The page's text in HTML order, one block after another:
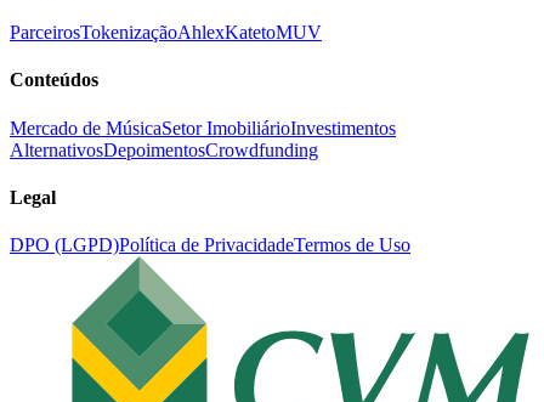
ParceirosTokenizaçãoAhlexKatetoMUV
Conteúdos
Mercado de MúsicaSetor ImobiliárioInvestimentos
AlternativosDepoimentosCrowdfunding
Legal
DPO (LGPD)Política de PrivacidadeTermos de Uso